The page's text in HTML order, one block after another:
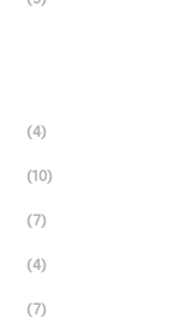
(4)
(10)
(7)
(4)
(7)